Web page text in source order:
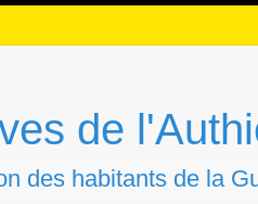
de
des habitants de la